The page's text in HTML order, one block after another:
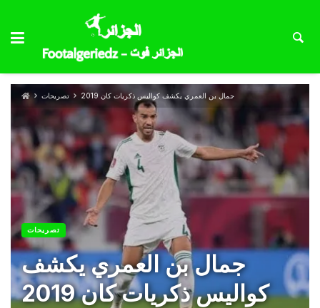
تصريحات جمال بن العمري يكشف كواليس ذكريات كان 2019
تصريحات
جمال بن العمري يكشف
كواليس ذكريات كان 2019